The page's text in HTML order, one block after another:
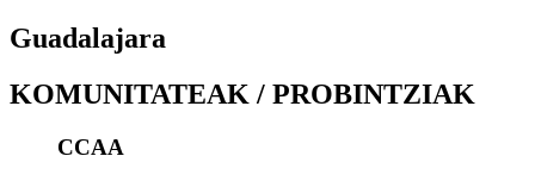
Guadalajara
KOMUNITATEAK / PROBINTZIAK
CCAA